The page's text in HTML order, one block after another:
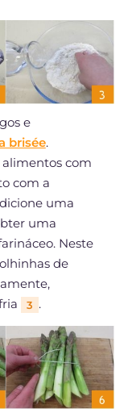
e
brisée.
com
com a
uma
uma
Neste
de
3 .